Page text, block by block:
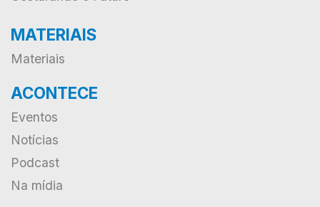
MATERIAIS
Materiais
ACONTECE
Eventos
Notícias
Podcast
Na mídia